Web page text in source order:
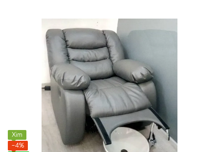
Хіт
−4%